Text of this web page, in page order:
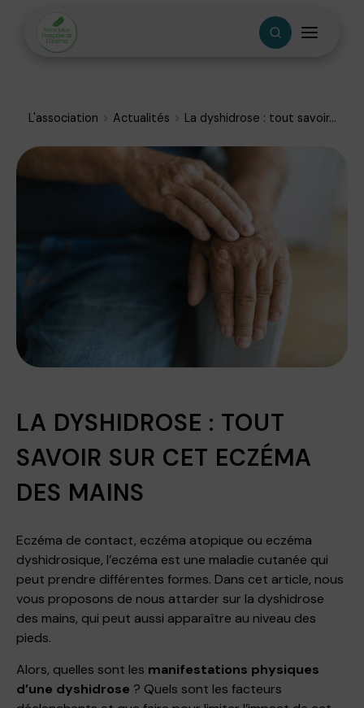
L'association Actualités La dyshidrose : tout savoir...
LA DYSHIDROSE : TOUT
SAVOIR SUR CET ECZÉMA
DES MAINS
Eczéma de contact, eczéma atopique ou eczéma
dyshidrosique, l’eczéma est une maladie cutanée qui
peut prendre différentes formes. Dans cet article, nous
vous proposons de nous attarder sur la dyshidrose
des mains, qui peut aussi apparaître au niveau des
pieds.
Alors, quelles sont les manifestations physiques
d’une dyshidrose ? Quels sont les facteurs